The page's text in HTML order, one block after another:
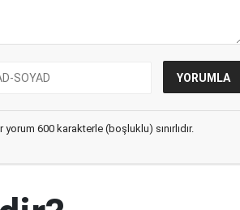
600 karakterle (boşluklu) sınırlıdır.